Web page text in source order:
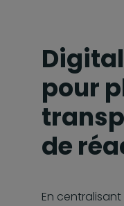
pour
de
En